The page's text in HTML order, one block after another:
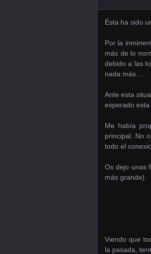
Ésta ha sido
Por la
más de lo
debido a las
nada más…
Ante esta
esperado esta
Me había
principal. No
todo el
Os dejo unas
más grande).
Viendo que
la pasada,